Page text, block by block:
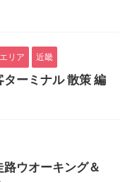
リア 近畿
ターミナル 散策 編
ウオーキング＆